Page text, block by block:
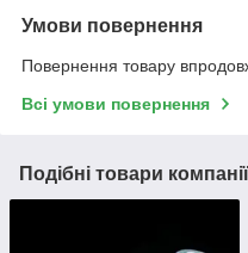
Умови повернення
Повернення товару
Всі умови повернення
Подібні товари компанії